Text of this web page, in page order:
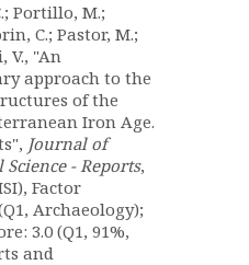
Portillo, M.;
C.; Pastor, M.;
V., "An
approach to the
of the
Iron Age.
Journal of
- Reports,
Factor
Archaeology);
3.0 (Q1, 91%,
and